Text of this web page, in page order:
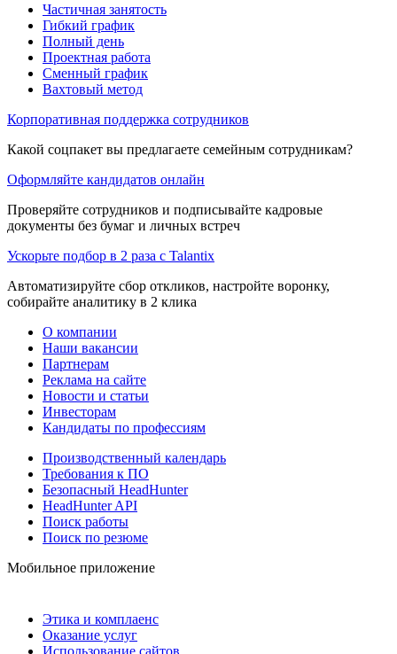
Частичная занятость
Гибкий график
Полный день
Проектная работа
Сменный график
Вахтовый метод
Корпоративная поддержка сотрудников
Какой соцпакет вы предлагаете семейным сотрудникам?
Оформляйте кандидатов онлайн
Проверяйте сотрудников и подписывайте кадровые
документы без бумаг и личных встреч
Ускорьте подбор в 2 раза с Talantix
Автоматизируйте сбор откликов, настройте воронку,
собирайте аналитику в 2 клика
О компании
Наши вакансии
Партнерам
Реклама на сайте
Новости и статьи
Инвесторам
Кандидаты по профессиям
Производственный календарь
Требования к ПО
Безопасный HeadHunter
HeadHunter API
Поиск работы
Поиск по резюме
Мобильное приложение
Этика и комплаенс
Оказание услуг
Использование сайтов